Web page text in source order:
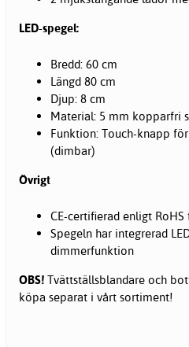
LED-spegel:
Bredd: 60 cm
Längd 80 cm
Djup: 8 cm
Material: 5 mm kopparfri
Funktion: Touch-knapp
(dimbar)
Övrigt
CE-certifierad enligt RoHS
Spegeln har integrerad
dimmerfunktion
OBS! Tvättställsblandare och
köpa separat i vårt sortiment!